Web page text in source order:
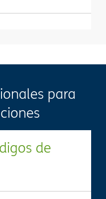
para
de